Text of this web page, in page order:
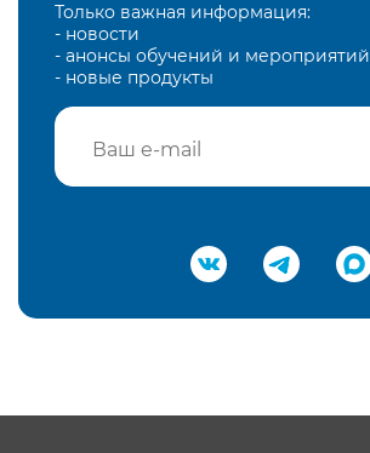
Только важная информация:
- новости
- анонсы обучений и мероприятий
- новые продукты
Подтвердить e-mail